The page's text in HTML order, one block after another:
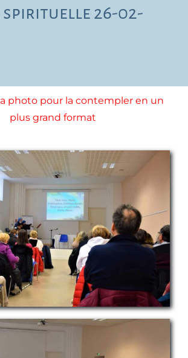
26-02-
photo pour la contempler en un
plus grand format